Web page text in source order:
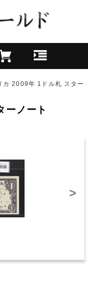
カ 2009年 1ドル札 スター
ーノート
>